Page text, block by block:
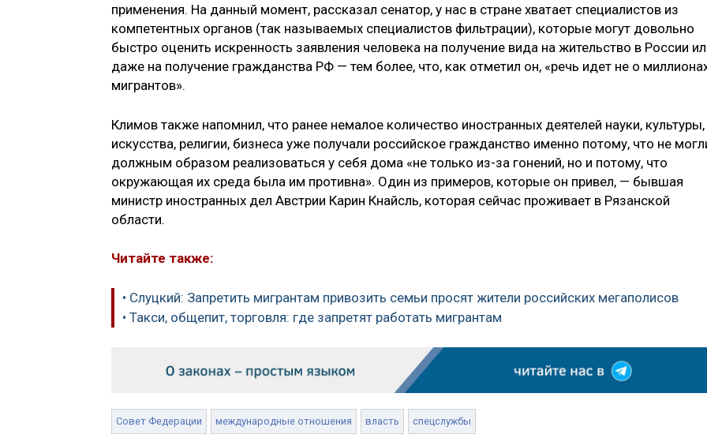
применения. На данный момент, рассказал сенатор, у нас в стране хватает специалистов из
компетентных органов (так называемых специалистов фильтрации), которые могут довольно
быстро оценить искренность заявления человека на получение вида на жительство в России
даже на получение гражданства РФ — тем более, что, как отметил он, «речь идет не о
мигрантов».
Климов также напомнил, что ранее немалое количество иностранных деятелей науки, культуры,
искусства, религии, бизнеса уже получали российское гражданство именно потому, что не
должным образом реализоваться у себя дома «не только из-за гонений, но и потому, что
окружающая их среда была им противна». Один из примеров, которые он привел, — бывшая
министр иностранных дел Австрии Карин Кнайсль, которая сейчас проживает в Рязанской
области.
Читайте также:
• Слуцкий: Запретить мигрантам привозить семьи просят жители российских мегаполисов
• Такси, общепит, торговля: где запретят работать мигрантам
Совет Федерации международные отношения власть спецслужбы